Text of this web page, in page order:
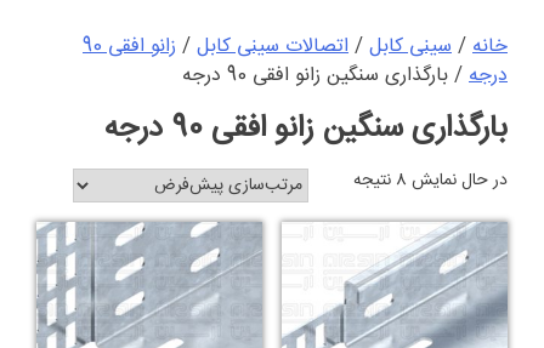
خانه/سینی کابل/اتصالات سینی کابل/
زانو افقی 90
درجه/ بارگذاری سنگین زانو افقی 90 درجه
بارگذاری سنگین زانو افقی 90 درجه
در حال نمایش 8 نتیجه